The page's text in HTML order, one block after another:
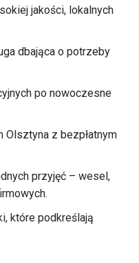
jakości, lokalnych
dbająca o potrzeby
po nowoczesne
Olsztyna z bezpłatnym
przyjęć – wesel,
które podkreślają